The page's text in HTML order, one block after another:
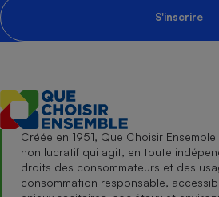
S'inscrire
Créée en 1951, Que Choisir
non lucratif qui agit, en toute
droits des consommateurs et des
consommation responsable,